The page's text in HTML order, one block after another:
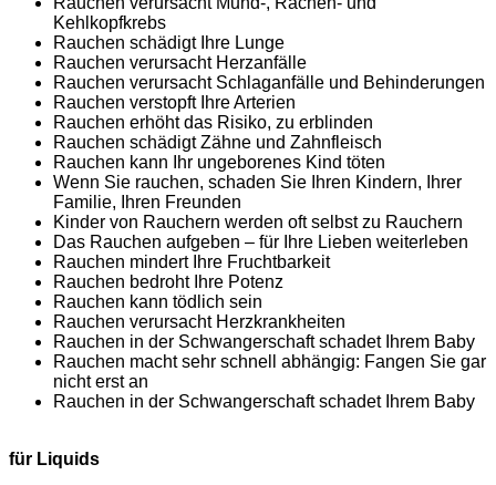
Kehlkopfkrebs
Rauchen schädigt Ihre Lunge
Rauchen verursacht Herzanfälle
Rauchen verursacht Schlaganfälle und Behinderungen
Rauchen verstopft Ihre Arterien
Rauchen erhöht das Risiko, zu erblinden
Rauchen schädigt Zähne und Zahnfleisch
Rauchen kann Ihr ungeborenes Kind töten
Wenn Sie rauchen, schaden Sie Ihren Kindern, Ihrer
Familie, Ihren Freunden
Kinder von Rauchern werden oft selbst zu Rauchern
Das Rauchen aufgeben – für Ihre Lieben weiterleben
Rauchen mindert Ihre Fruchtbarkeit
Rauchen bedroht Ihre Potenz
Rauchen kann tödlich sein
Rauchen verursacht Herzkrankheiten
Rauchen in der Schwangerschaft schadet Ihrem Baby
Rauchen macht sehr schnell abhängig: Fangen Sie gar
nicht erst an
Rauchen in der Schwangerschaft schadet Ihrem Baby
für Liquids